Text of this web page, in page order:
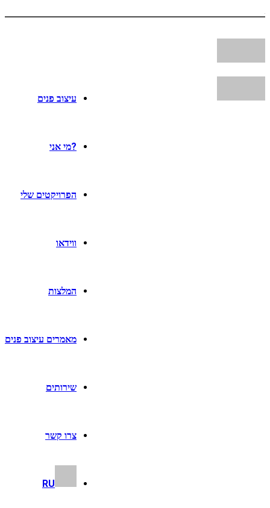
עיצוב פנים
?מי אני
הפרויקטים שלי
ווידאו
המלצות
מאמרים עיצוב פנים
שירותים
צרו קשר
RU